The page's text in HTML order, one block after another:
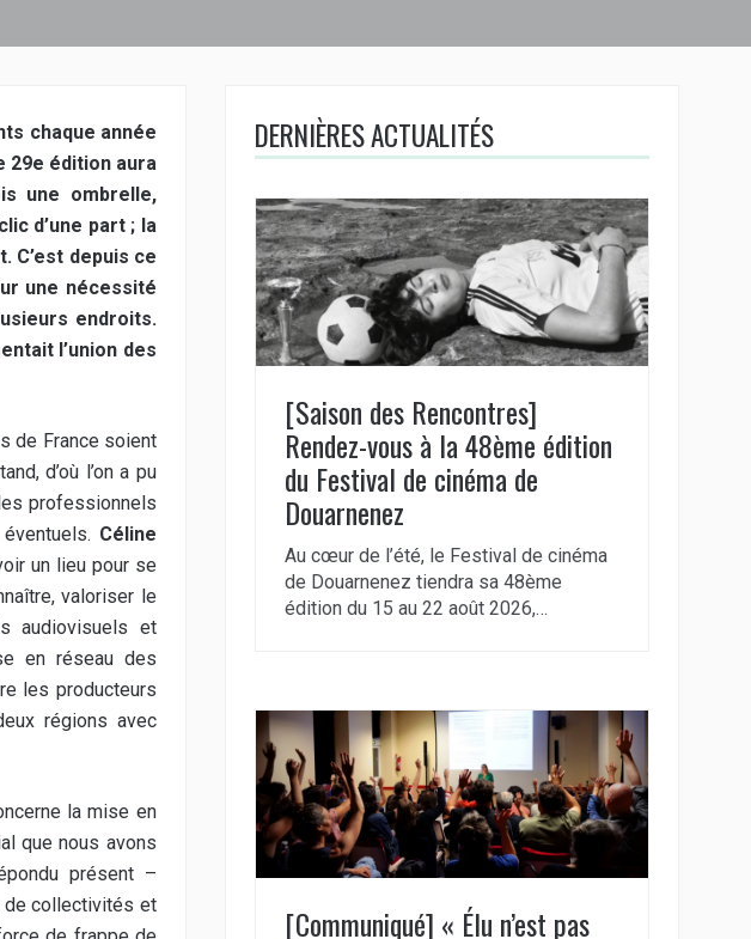
chaque année
29e édition aura
une ombrelle,
d’une part ; la
C’est depuis ce
une nécessité
endroits.
l’union des
de France soient
d’où l’on a pu
professionnels
Céline
un lieu pour se
valoriser le
audiovisuels et
en réseau des
les producteurs
régions avec
la mise en
que nous avons
présent –
de collectivités et
DERNIÈRES ACTUALITÉS
[Saison des Rencontres]
Rendez-vous à la 48ème édition
du Festival de cinéma de
Douarnenez
Au cœur de l’été, le Festival de cinéma
de Douarnenez tiendra sa 48ème
édition du 15 au 22 août 2026,…
[Communiqué] « Élu n’est pas